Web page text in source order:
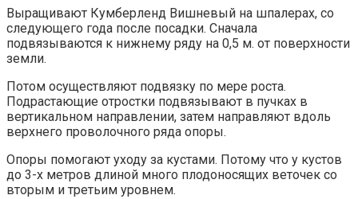
Выращивают Кумберленд Вишневый на шпалерах, со
следующего года после посадки. Сначала
подвязываются к нижнему ряду на 0,5 м. от поверхности
земли.
Потом осуществляют подвязку по мере роста.
Подрастающие отростки подвязывают в пучках в
вертикальном направлении, затем направляют вдоль
верхнего проволочного ряда опоры.
Опоры помогают уходу за кустами. Потому что у кустов
до 3-х метров длиной много плодоносящих веточек со
вторым и третьим уровнем.